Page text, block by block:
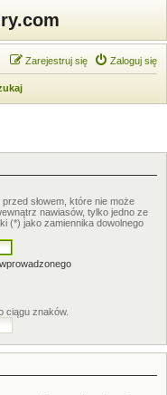
Zaloguj się
Zarejestruj się
przed słowem, które nie może
nawiasów, tylko jedno ze
(*) jako zamiennika dowolnego
ciągu znaków.